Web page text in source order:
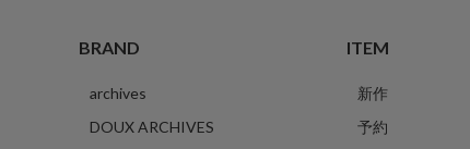
BRAND
archives
DOUX ARCHIVES
ITEM
新作
予約